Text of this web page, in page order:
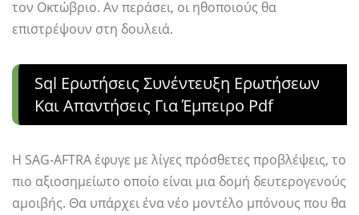
τον Οκτώβριο. Αν περάσει, οι ηθοποιούς θα
επιστρέψουν στη δουλειά.
Sql Ερωτήσεις Συνέντευξη Ερωτήσεων
Και Απαντήσεις Για Έμπειρο Pdf
Η SAG-AFTRA έφυγε με λίγες πρόσθετες προβλέψεις, το
πιο αξιοσημείωτο οποίο είναι μια δομή δευτερογενούς
αμοιβής. Θα υπάρχει ένα νέο μοντέλο μπόνους που θα